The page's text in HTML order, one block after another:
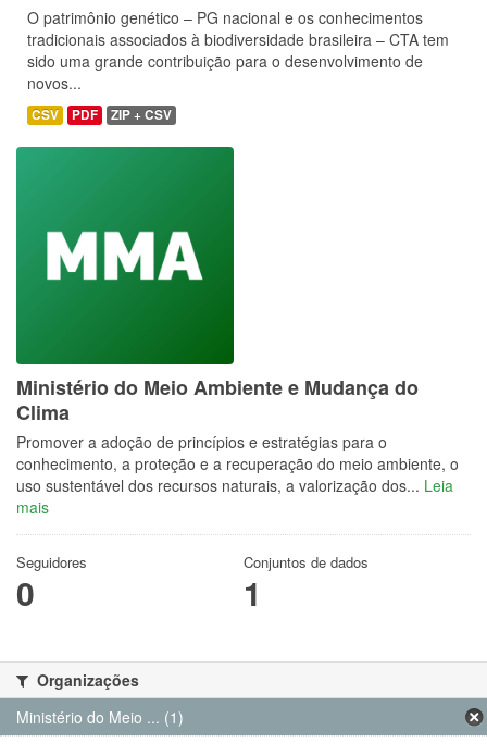
O patrimônio genético – PG nacional e os conhecimentos
tradicionais associados à biodiversidade brasileira – CTA tem
sido uma grande contribuição para o desenvolvimento de
novos...
CSV PDF ZIP + CSV
Ministério do Meio Ambiente e Mudança do
Clima
Promover a adoção de princípios e estratégias para o
conhecimento, a proteção e a recuperação do meio ambiente, o
uso sustentável dos recursos naturais, a valorização dos... Leia
mais
Seguidores
0
Conjuntos de dados
1
Organizações
Ministério do Meio ... (1)